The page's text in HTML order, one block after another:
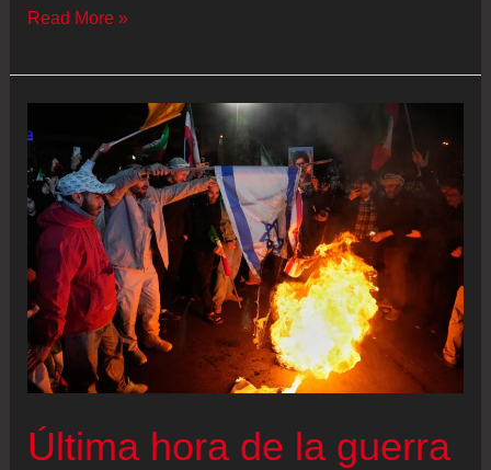
haciéndolo!”
Última
de
guerra
de
Estados
Unidos
e
Israel
contra
Irán,
directo
Read More »
Última hora de la guerra